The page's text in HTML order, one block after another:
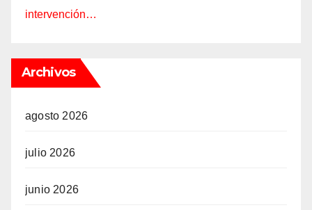
intervención…
Archivos
agosto 2026
julio 2026
junio 2026